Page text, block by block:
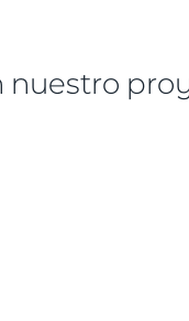
ocasión hípica